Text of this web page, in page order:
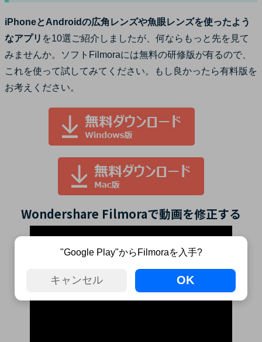
iPhoneとAndroidの広角レンズや魚眼レンズを使ったよう
なアプリ を10選ご紹介しましたが、何ならもっと先を見て
みませんか。ソフトFilmoraには無料の研修版が有るので、
これを使って試してみてください。もし良かったら有料版を
お考えください。
Wondershare Filmoraで動画を修正する
"Google Play"からFilmoraを入手?
キャンセル OK